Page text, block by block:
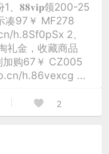
、𝟖𝟖𝐯𝐢𝐩领200-25
凑97￥ MF278
h.8Sf0pSx 2、
礼金，收藏商品
加购67￥ CZ005
h.86vexcg ...
2